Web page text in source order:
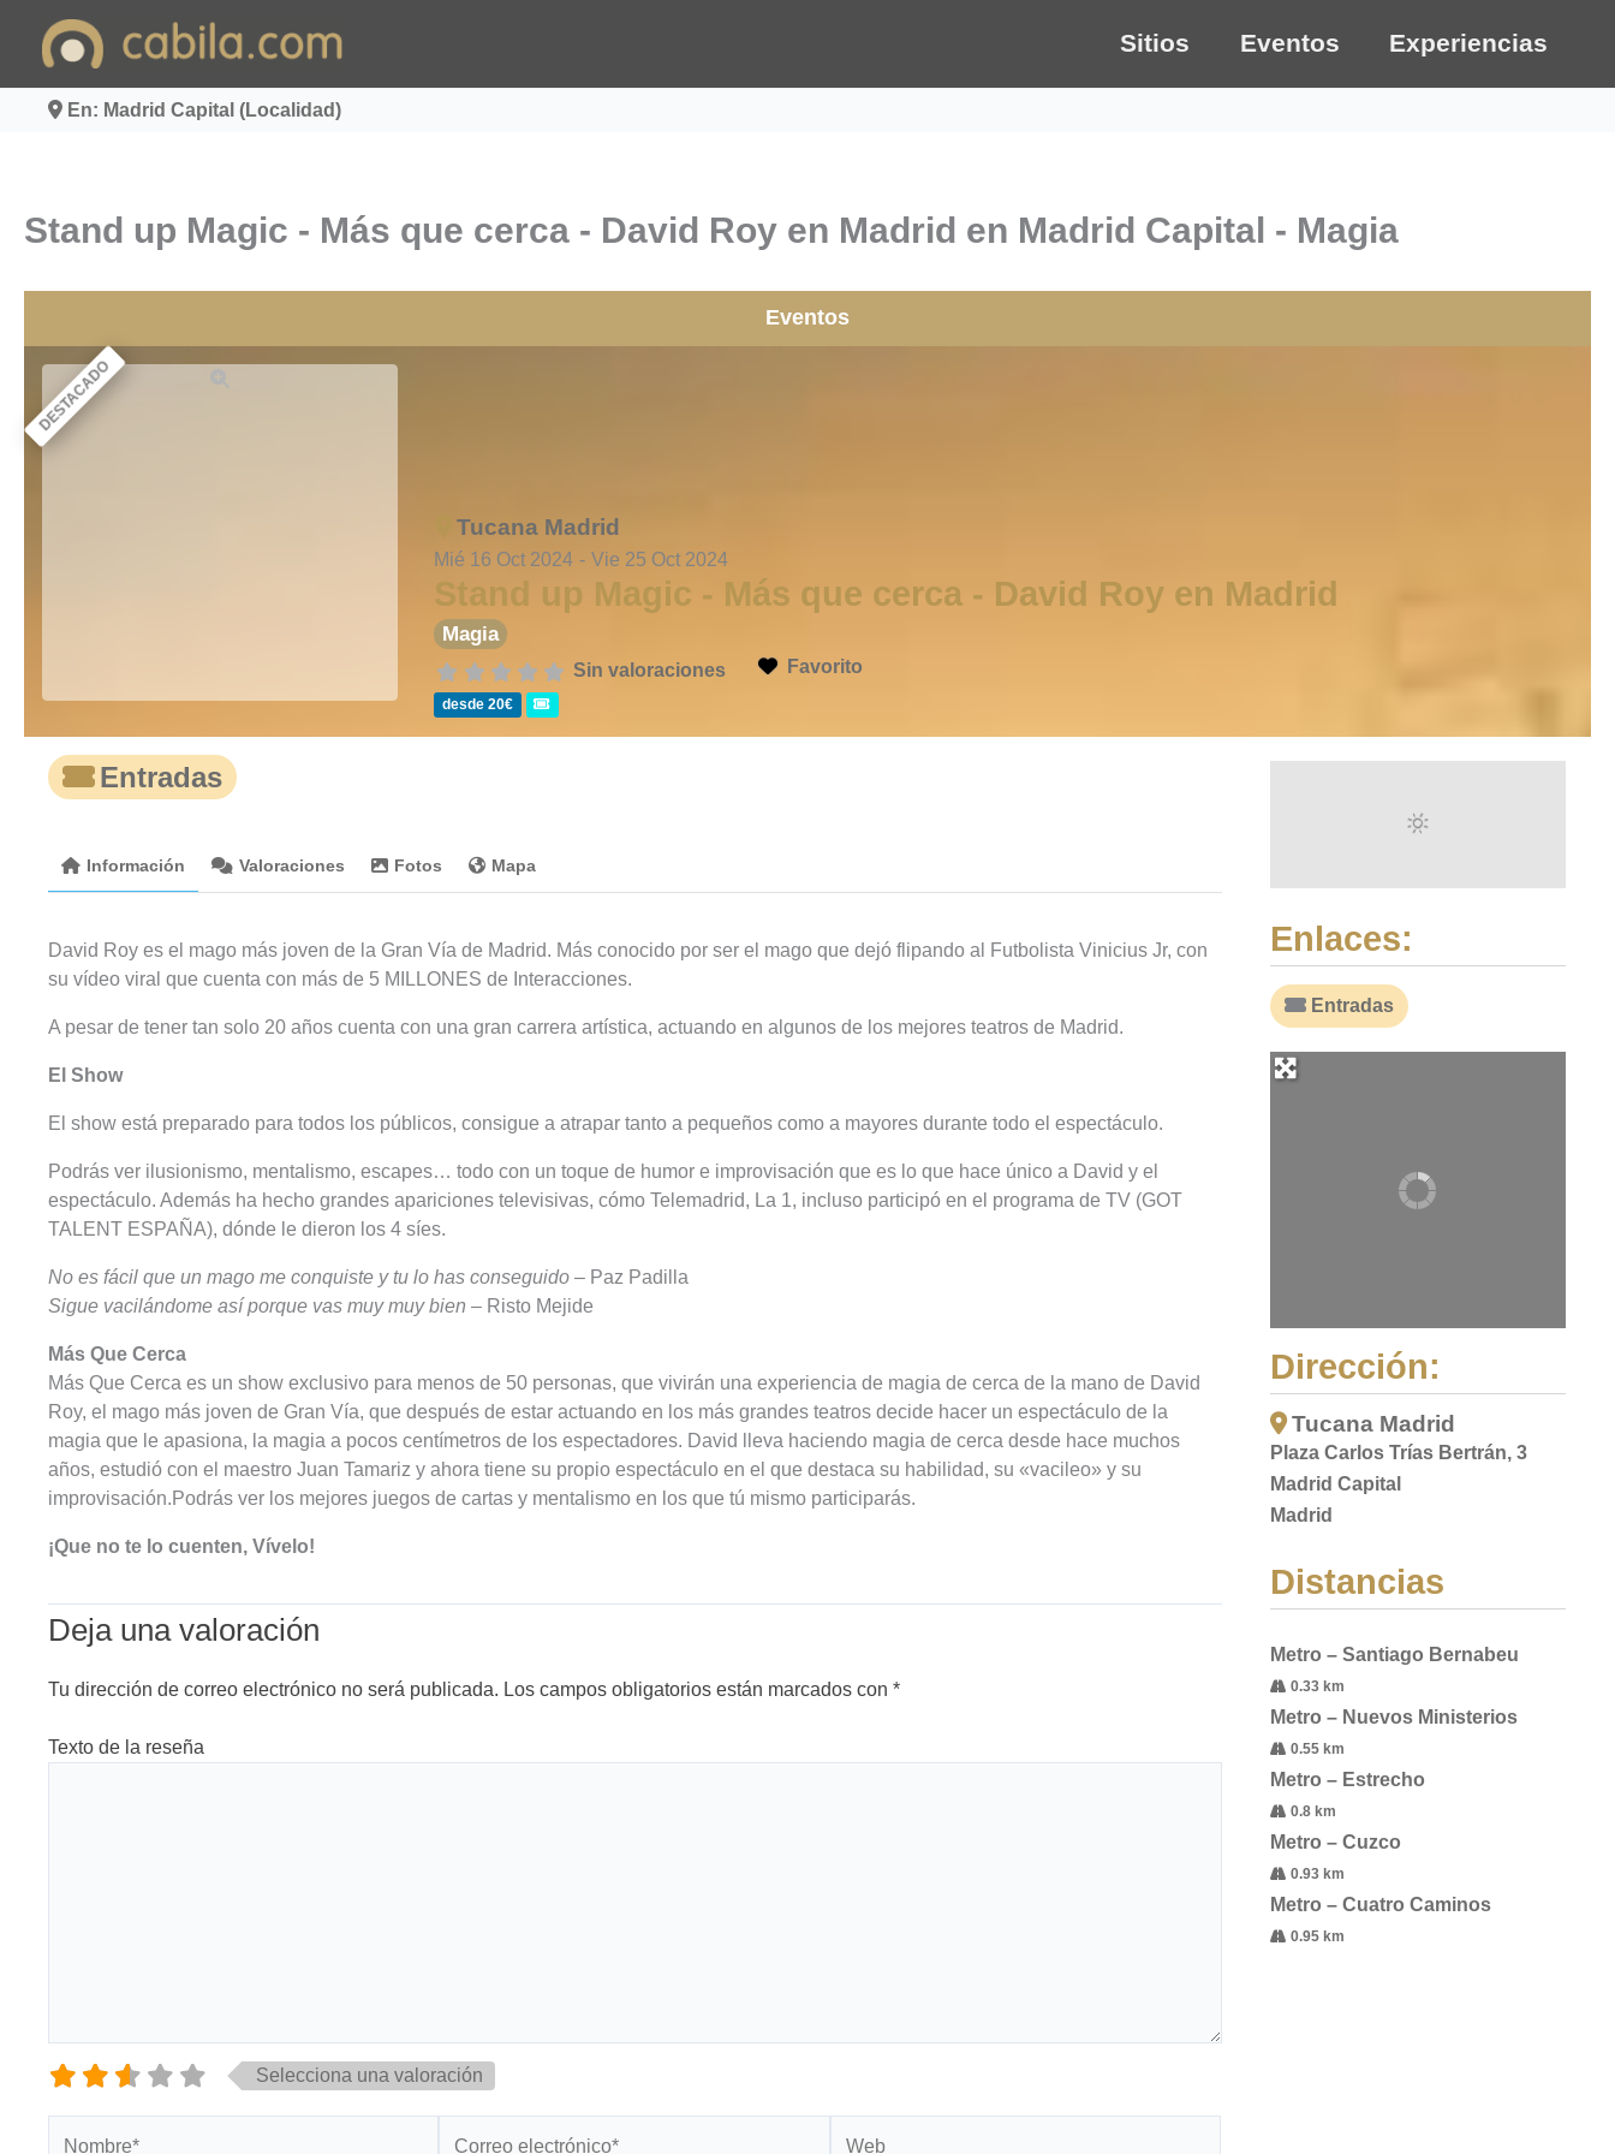
Sitios Eventos Experiencias
En: Madrid Capital (Localidad)
Stand up Magic - Más que cerca - David Roy en Madrid en Madrid Capital - Magia
Eventos
DESTACADO
Tucana Madrid
Mié 16 Oct 2024 - Vie 25 Oct 2024
Stand up Magic - Más que cerca - David Roy en Madrid
Magia
Sin valoraciones Favorito
desde 20€
Entradas
Información Valoraciones Fotos Mapa
David Roy es el mago más joven de la Gran Vía de Madrid. Más conocido por ser el mago que dejó flipando al Futbolista Vinicius Jr, con
su vídeo viral que cuenta con más de 5 MILLONES de Interacciones.
A pesar de tener tan solo 20 años cuenta con una gran carrera artística, actuando en algunos de los mejores teatros de Madrid.
El Show
El show está preparado para todos los públicos, consigue a atrapar tanto a pequeños como a mayores durante todo el espectáculo.
Podrás ver ilusionismo, mentalismo, escapes… todo con un toque de humor e improvisación que es lo que hace único a David y el
espectáculo. Además ha hecho grandes apariciones televisivas, cómo Telemadrid, La 1, incluso participó en el programa de TV (GOT
TALENT ESPAÑA), dónde le dieron los 4 síes.
No es fácil que un mago me conquiste y tu lo has conseguido – Paz Padilla
Sigue vacilándome así porque vas muy muy bien – Risto Mejide
Más Que Cerca
Más Que Cerca es un show exclusivo para menos de 50 personas, que vivirán una experiencia de magia de cerca de la mano de David
Roy, el mago más joven de Gran Vía, que después de estar actuando en los más grandes teatros decide hacer un espectáculo de la
magia que le apasiona, la magia a pocos centímetros de los espectadores. David lleva haciendo magia de cerca desde hace muchos
años, estudió con el maestro Juan Tamariz y ahora tiene su propio espectáculo en el que destaca su habilidad, su «vacileo» y su
improvisación.Podrás ver los mejores juegos de cartas y mentalismo en los que tú mismo participarás.
¡Que no te lo cuenten, Vívelo!
Deja una valoración
Tu dirección de correo electrónico no será publicada. Los campos obligatorios están marcados con *
Texto de la reseña
Selecciona una valoración
Enlaces:
Entradas
Dirección:
Tucana Madrid
Plaza Carlos Trías Bertrán, 3
Madrid Capital
Madrid
Distancias
Metro – Santiago Bernabeu
0.33 km
Metro – Nuevos Ministerios
0.55 km
Metro – Estrecho
0.8 km
Metro – Cuzco
0.93 km
Metro – Cuatro Caminos
0.95 km